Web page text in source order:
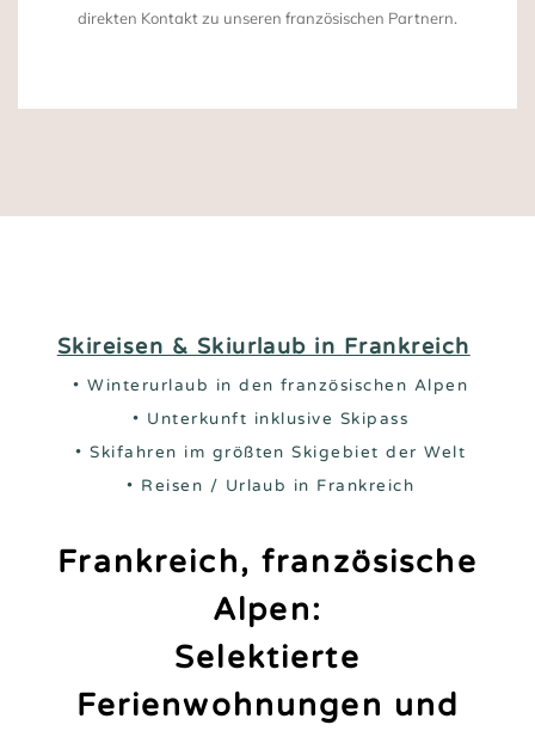
direkten Kontakt zu unseren französischen Partnern.
Skireisen & Skiurlaub in Frankreich
• Winterurlaub in den französischen Alpen
• Unterkunft inklusive Skipass
• Skifahren im größten Skigebiet der Welt
• Reisen / Urlaub in Frankreich
Frankreich, französische
Alpen:
Selektierte
Ferienwohnungen und